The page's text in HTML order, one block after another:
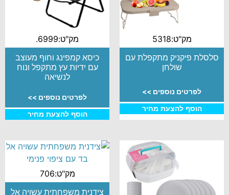
מק"ט:5318
סלסלת פיקניק מתקפלת עם
שולחן
לפרטים נוספים >>
הוסף להצעת מחיר
מק"ט:6999.
כיסא קמפינג וחוף מעוצב
עם ידיות עץ מתקפל ונוח
לנשיאה
לפרטים נוספים >>
הוסף להצעת מחיר
מק"ט:706
צידנית משפחתית עשויה אל